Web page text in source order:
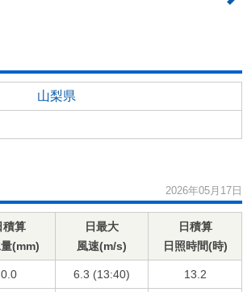
山梨県
2026年05月17日
積算
(mm)
日最大
風速(m/s)
日積算
日照時間(時)
0.0 6.3 (13:40) 13.2